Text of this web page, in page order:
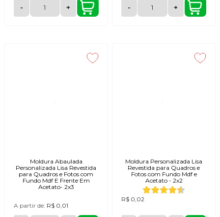
- + - +
Moldura Abaulada
Personalizada Lisa Revestida
para Quadros e Fotos com
Fundo Mdf E Frente Em
Acetato- 2x3
A partir de: R$ 0,01
Moldura Personalizada Lisa
Revestida para Quadros e
Fotos com Fundo Mdf e
Acetato - 2x2
R$ 0,02